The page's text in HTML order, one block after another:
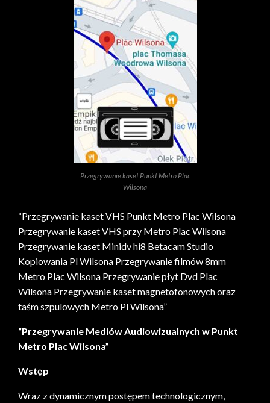
Przegrywanie kaset Punkt Metro Plac
Wilsona
“Przegrywanie kaset VHS Punkt Metro Plac Wilsona
Przegrywanie kaset VHS przy Metro Plac Wilsona
Przegrywanie kaset Minidv hi8 Betacam Studio
Kopiowania Pl Wilsona Przegrywanie filmów 8mm
Metro Plac Wilsona Przegrywanie płyt Dvd Plac
Wilsona Przegrywanie kaset magnetofonowych oraz
taśm szpulowych Metro Pl Wilsona”
“Przegrywanie Mediów Audiowizualnych w Punkt
Metro Plac Wilsona”
Wstęp
Wraz z dynamicznym postępem technologicznym,